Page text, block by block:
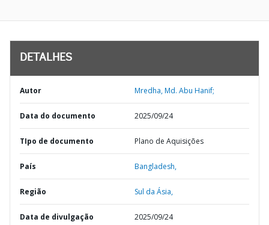
DETALHES
Autor Mredha, Md. Abu Hanif;
Data do documento 2025/09/24
TIpo de documento Plano de Aquisições
País Bangladesh,
Região Sul da Ásia,
Data de divulgação 2025/09/24